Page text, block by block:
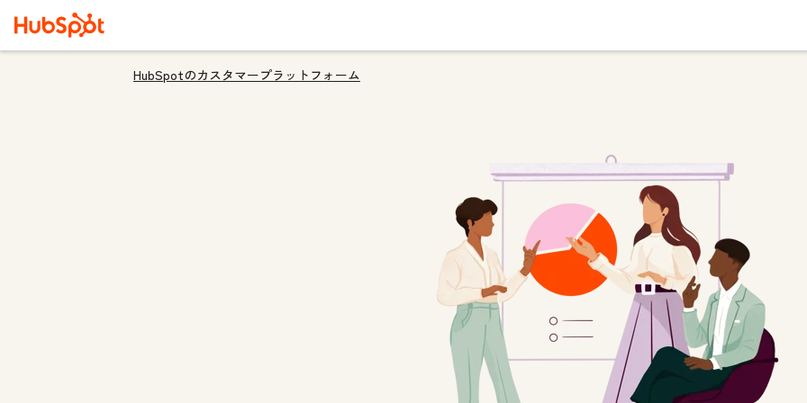
HubSpotのカスタマープラットフォーム